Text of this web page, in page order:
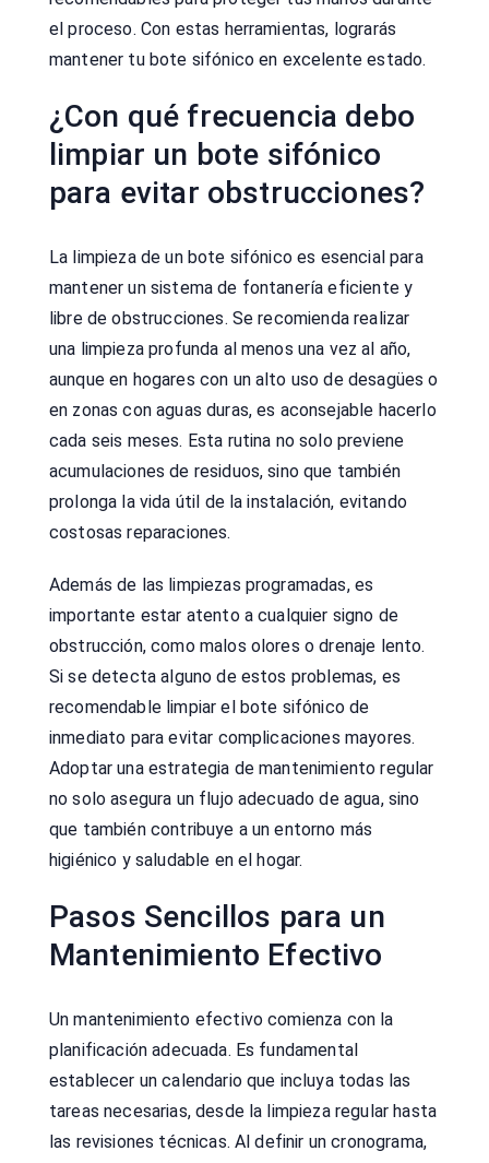
el proceso. Con estas herramientas, lograrás
mantener tu bote sifónico en excelente estado.
¿Con qué frecuencia debo
limpiar un bote sifónico
para evitar obstrucciones?
La limpieza de un bote sifónico es esencial para
mantener un sistema de fontanería eficiente y
libre de obstrucciones. Se recomienda realizar
una limpieza profunda al menos una vez al año,
aunque en hogares con un alto uso de desagües o
en zonas con aguas duras, es aconsejable hacerlo
cada seis meses. Esta rutina no solo previene
acumulaciones de residuos, sino que también
prolonga la vida útil de la instalación, evitando
costosas reparaciones.
Además de las limpiezas programadas, es
importante estar atento a cualquier signo de
obstrucción, como malos olores o drenaje lento.
Si se detecta alguno de estos problemas, es
recomendable limpiar el bote sifónico de
inmediato para evitar complicaciones mayores.
Adoptar una estrategia de mantenimiento regular
no solo asegura un flujo adecuado de agua, sino
que también contribuye a un entorno más
higiénico y saludable en el hogar.
Pasos Sencillos para un
Mantenimiento Efectivo
Un mantenimiento efectivo comienza con la
planificación adecuada. Es fundamental
establecer un calendario que incluya todas las
tareas necesarias, desde la limpieza regular hasta
las revisiones técnicas. Al definir un cronograma,